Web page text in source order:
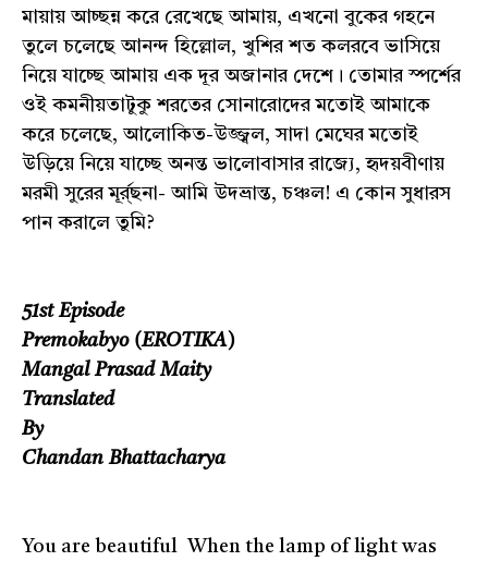
মায়ায় আচ্ছন্ন করে রেখেছে আমায়, এখনো বুকের গহনে
তুলে চলেছে আনন্দ হিল্লোল, খুশির শত কলরবে ভাসিয়ে
নিয়ে যাচ্ছে আমায় এক দূর অজানার দেশে। তোমার স্পর্শের
ওই কমনীয়তাটুকু শরতের সোনারোদের মতোই আমাকে
করে চলেছে, আলোকিত-উজ্জ্বল, সাদা মেঘের মতোই
উড়িয়ে নিয়ে যাচ্ছে অনন্ত ভালোবাসার রাজ্যে, হৃদয়বীণায়
মরমী সুরের মূর্র্ছনা- আমি উদভ্রান্ত, চঞ্চল! এ কোন সুধারস
পান করালে তুমি?
51st Episode
Premokabyo (EROTIKA)
Mangal Prasad Maity
Translated
By
Chandan Bhattacharya
You are beautiful When the lamp of light was